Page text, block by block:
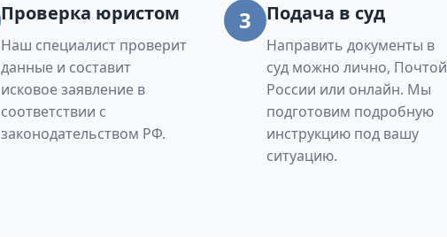
Проверка юристом
Наш специалист проверит
данные и составит
исковое заявление в
соответствии с
законодательством РФ.
3 Подача в суд
Направить документы в
суд можно лично, Почтой
России или онлайн. Мы
подготовим подробную
инструкцию под вашу
ситуацию.